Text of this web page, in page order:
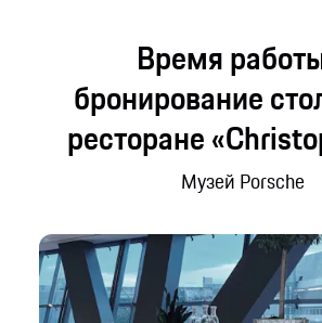
Время
бронирование
ресторане
Музей Porsche